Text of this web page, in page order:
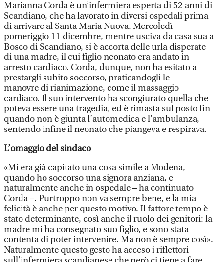
Marianna Corda è un’infermiera esperta di 52 anni di
Scandiano, che ha lavorato in diversi ospedali prima
di arrivare al Santa Maria Nuova. Mercoledì
pomeriggio 11 dicembre, mentre usciva da casa sua a
Bosco di Scandiano, si è accorta delle urla disperate
di una madre, il cui figlio neonato era andato in
arresto cardiaco. Corda, dunque, non ha esitato a
prestargli subito soccorso, praticandogli le
manovre di rianimazione, come il massaggio
cardiaco. Il suo intervento ha scongiurato quella che
poteva essere una tragedia, ed è rimasta sul posto fin
quando non è giunta l’automedica e l’ambulanza,
sentendo infine il neonato che piangeva e respirava.
L’omaggio del sindaco
«Mi era già capitato una cosa simile a Modena,
quando ho soccorso una signora anziana, e
naturalmente anche in ospedale – ha continuato
Corda –. Purtroppo non va sempre bene, e la mia
felicità è anche per questo motivo. Il fattore tempo è
stato determinante, così anche il ruolo dei genitori: la
madre mi ha consegnato suo figlio, e sono stata
contenta di poter intervenire. Ma non è sempre così».
Naturalmente questo gesto ha acceso i riflettori